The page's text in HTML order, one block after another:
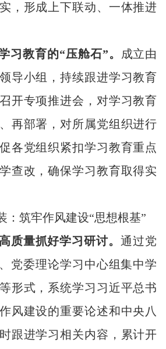
，形成上下联动、一体推进
习教育的“压舱石”。
成立由
导小组，持续跟进学习教育
开专项推进会，对学习教育
再部署，对所属党组织进行
各党组织紧扣学习教育重点
查改，确保学习教育取得实
：筑牢作风建设“思想根基”
质量抓好学习研讨。通过党
党委理论学习中心组集中学
形式，系统学习习近平总书
风建设的重要论述和中央八
跟进学习相关内容，累计开